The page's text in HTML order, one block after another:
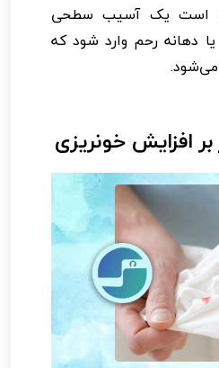
است یک آسیب سطحی
دهانه رحم وارد شود که
می‌شود.
بر افزایش خونریزی